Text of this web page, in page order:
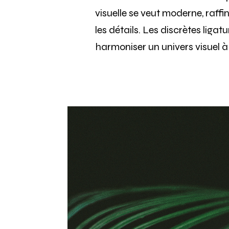
visuelle se veut moderne,
les détails. Les discrètes
harmoniser un univers visuel